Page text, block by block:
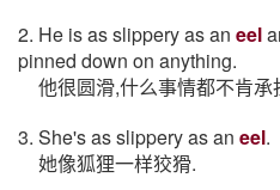
2. He is as slippery as an eel
pinned down on anything.
他很圆滑,什么事情都不肯承
3. She's as slippery as an eel.
她像狐狸一样狡猾.